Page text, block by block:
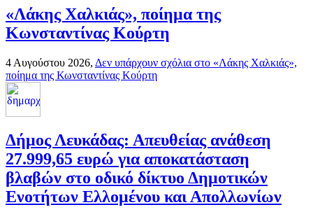
«Λάκης Χαλκιάς», ποίημα της
Κωνσταντίνας Κούρτη
4 Αυγούστου 2026, Δεν υπάρχουν σχόλια στο «Λάκης Χαλκιάς»,
ποίημα της Κωνσταντίνας Κούρτη
Δήμος Λευκάδας: Απευθείας ανάθεση
27.999,65 ευρώ για αποκατάσταση
βλαβών στο οδικό δίκτυο Δημοτικών
Ενοτήτων Ελλομένου και Απολλωνίων